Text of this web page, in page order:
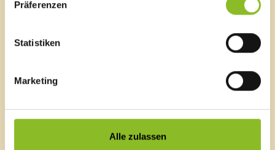
Präferenzen
Statistiken
Marketing
Alle zulassen
News Archiv
Energieeffiziente Gemeinde